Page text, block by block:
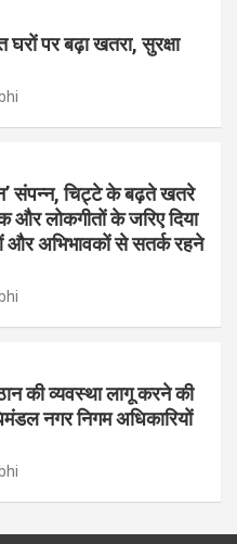
घरों पर बढ़ा खतरा, सुरक्षा
संपन्न, चिट्टे के बढ़ते खतरे
और लोकगीतों के जरिए दिया
अभिभावकों से सतर्क रहने
की व्यवस्था लागू करने की
नगर निगम अधिकारियों